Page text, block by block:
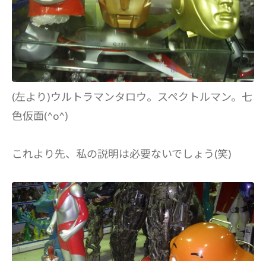
(左より)ウルトラマンタロウ。スペクトルマン。七
色仮面(^o^)
これより先、私の説明は必要ないでしょう(笑)